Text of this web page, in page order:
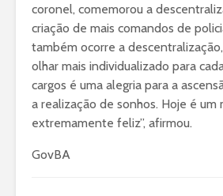
coronel, comemorou a
criação de mais comandos de
também ocorre a
olhar mais individualizado para
cargos é uma alegria para a
a realização de sonhos. Hoje é um
extremamente feliz”, afirmou.
GovBA